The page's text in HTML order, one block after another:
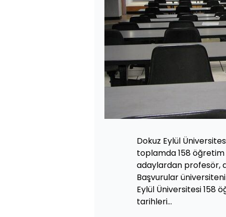
Dokuz Eylül
toplamda 158 öğretim
adaylardan profesör,
Başvurular
Eylül Üniversitesi 158
tarihleri...